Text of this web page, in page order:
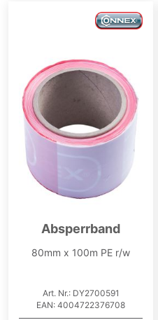
Absperrband
80mm x 100m PE r/w
Art. Nr.: DY2700591
EAN: 4004722376708